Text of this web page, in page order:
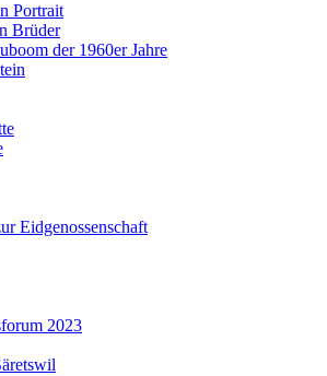
Portrait
Brüder
der 1960er Jahre
Eidgenossenschaft
2023